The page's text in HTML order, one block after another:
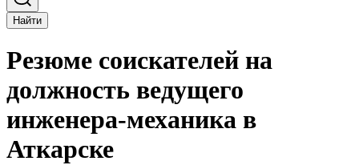
Найти
Резюме соискателей на
должность ведущего
инженера-механика в
Аткарске